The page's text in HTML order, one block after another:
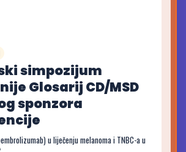
simpozijum
Glosarij CD/MSD
sponzora
u liječenju melanoma i TNBC-a u